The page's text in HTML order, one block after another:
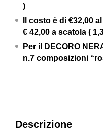
)
Il costo è di €32,00 al
€ 42,00 a scatola (
Per il DECORO
n.7 composizioni
Descrizione